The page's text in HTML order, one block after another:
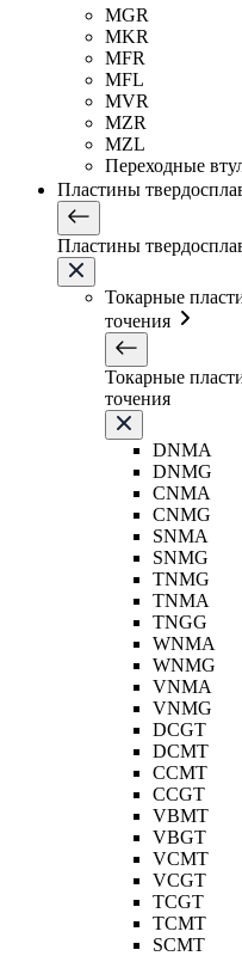
MGR
MKR
MFR
MFL
MVR
MZR
MZL
Переходные
Пластины
Пластины
Токарные
точения
Токарные
точения
DNMA
DNMG
CNMA
CNMG
SNMA
SNMG
TNMG
TNMA
TNGG
WNMA
WNMG
VNMA
VNMG
DCGT
DCMT
CCMT
CCGT
VBMT
VBGT
VCMT
VCGT
TCGT
TCMT
SCMT